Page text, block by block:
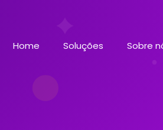
Home Soluções Sobre